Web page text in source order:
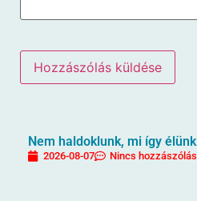
Nem haldoklunk, mi így élünk
2026-08-07 Nincs hozzászólás